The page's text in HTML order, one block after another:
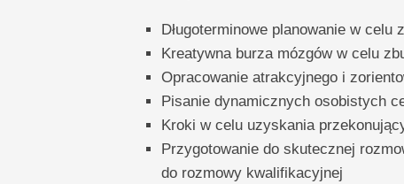
Długoterminowe planowanie w
Kreatywna burza mózgów w celu
Opracowanie atrakcyjnego i
Pisanie dynamicznych osobistych
Kroki w celu uzyskania
Przygotowanie do skutecznej
do rozmowy kwalifikacyjnej